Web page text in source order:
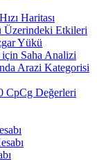
Haritası
Üzerindeki Etkileri
Yükü
için Saha Analizi
Arazi Kategorisi
CpCg Değerleri